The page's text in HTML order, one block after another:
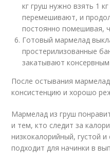
кг груш нужно взять 1
перемешивают, и
постоянно помешивая,
Готовый мармелад
простерилизованные
закатывают
После остывания
консистенцию и хорошо
Мармелад из груш
и тем, кто следит за
низкокалорийный, густой
подходит для начинки в